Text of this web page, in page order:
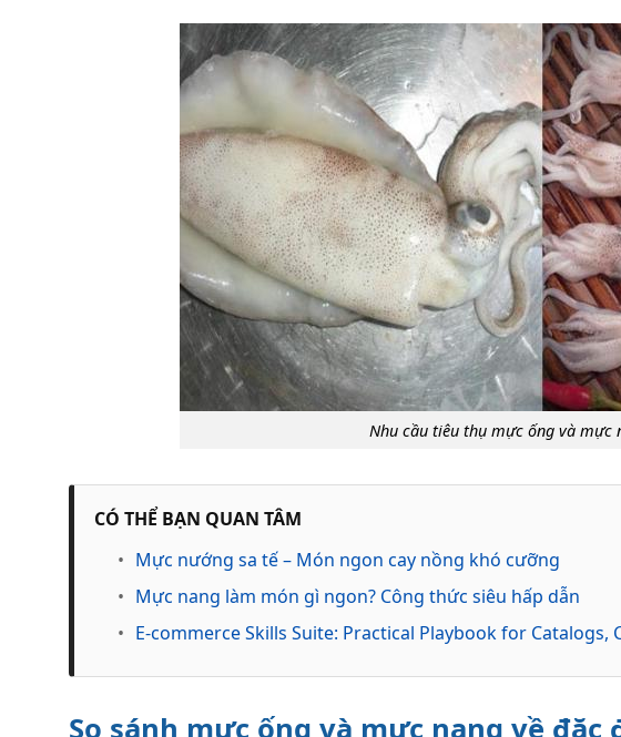
Nhu cầu tiêu thụ mực ống và mực
CÓ THỂ BẠN QUAN TÂM
• Mực nướng sa tế – Món ngon cay nồng khó cưỡng
• Mực nang làm món gì ngon? Công thức siêu hấp dẫn
• E-commerce Skills Suite: Practical Playbook for Catalogs,
So sánh mực ống và mực nang về đặc